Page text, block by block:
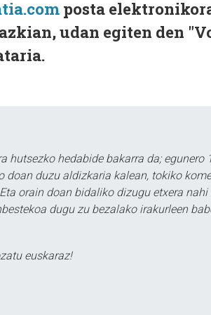
posta
udan egiten den
hutsezko hedabide bakarra da; egunero
doan duzu aldizkaria kalean, tokiko
orain doan bidaliko dizugu etxera nahi
dugu zu bezalako irakurleen
euskaraz!